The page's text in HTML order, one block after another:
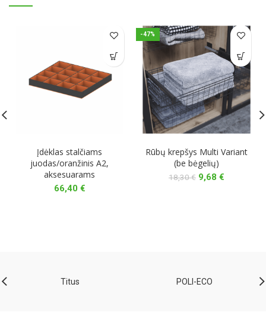
Įdėklas stalčiams
juodas/oranžinis A2,
aksesuarams
66,40 €
-47%
Rūbų krepšys Multi Variant
(be bėgelių)
18,30€ Original
9,68 €
Titus POLI-ECO